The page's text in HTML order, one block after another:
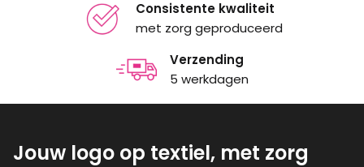
Consistente kwaliteit
met zorg geproduceerd
Verzending
5 werkdagen
Jouw logo op textiel, met zorg